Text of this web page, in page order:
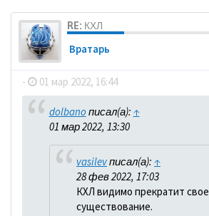
RE: КХЛ
Вратарь
- 01 мар 2022, 16:44
dolbano писал(а): ↑
01 мар 2022, 13:30
vasilevписал(а): ↑
28 фев 2022, 17:03
КХЛ видимо прекратит свое
существование.